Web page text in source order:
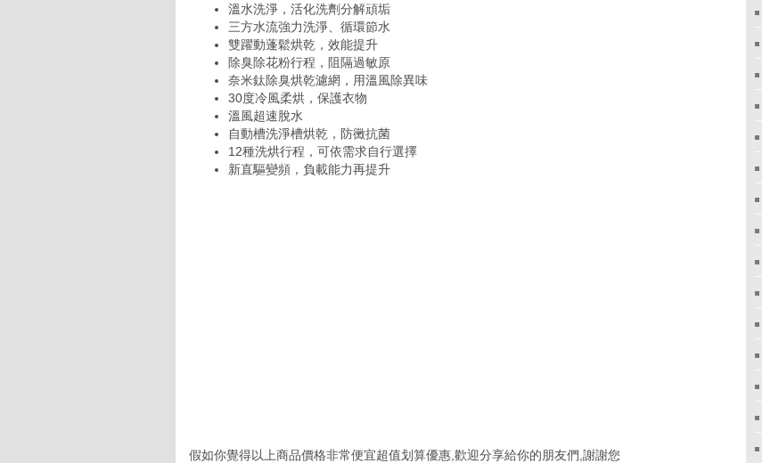
溫水洗淨，活化洗劑分解頑垢
三方水流強力洗淨、循環節水
雙躍動蓬鬆烘乾，效能提升
除臭除花粉行程，阻隔過敏原
奈米鈦除臭烘乾濾網，用溫風除異味
30度冷風柔烘，保護衣物
溫風超速脫水
自動槽洗淨槽烘乾，防黴抗菌
12種洗烘行程，可依需求自行選擇
新直驅變頻，負載能力再提升
假如你覺得以上商品價格非常便宜超值划算優惠,歡迎分享給你的朋友們,謝謝您